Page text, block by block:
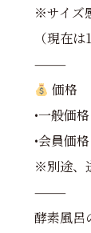
※サイズ
（現在
⸻
価格
•一般価
•会員価
※別途、
⸻
酵素風呂